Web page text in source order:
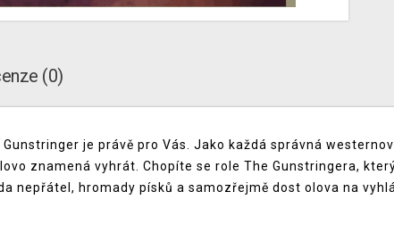
(0)
je právě pro Vás. Jako každá správná
znamená vyhrát. Chopíte se role The Gunstringera,
nepřátel, hromady písků a samozřejmě dost olova na